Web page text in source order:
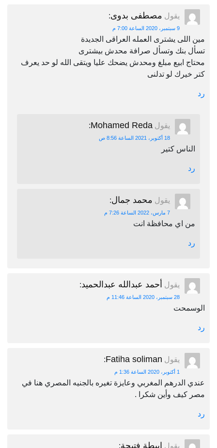
يقول مصطفى بدوى:
9 سبتمبر، 2020 الساعة 7:00 م
مين اللى يشترى العمله العراقى الجديدة
تسأل بنك وتسأل صرافة محدش بيشترى
محتاج ابيع مبلغ ومحدش يضحك عليا ويتقى الله لو حد يعرف
كتر خيرك لو تدلنى
رد
يقول Mohamed Reda
:
18 أكتوبر، 2021 الساعة 8:56 ص
الناس كتير
رد
يقول محمد جمال:
7 مارس، 2022 الساعة 7:26 م
من اي محافظة انت
رد
يقول أحمد عبدالله عبدالحميد:
28 سبتمبر، 2020 الساعة 11:46 م
الوسمحت
رد
يقول Fatiha soliman
:
1 أكتوبر، 2020 الساعة 1:36 م
عندي الدرهم المغربي وعايزة تغيره بالجنيه المصري هنا في
مصر كيف وأين شكرا .
رد
يقول ابيطة فتيحة: